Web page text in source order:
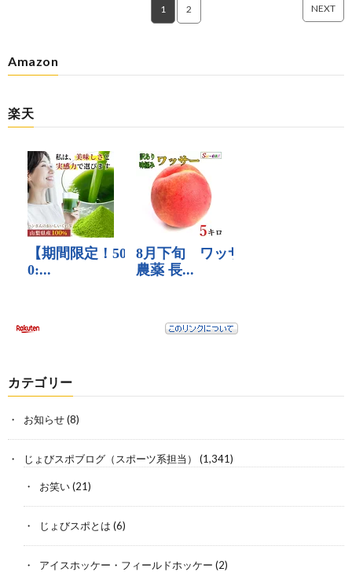
1 2 NEXT
Amazon
楽天
カテゴリー
お知らせ(8)
じょびスポブログ（スポーツ系担当） (1,341)
お笑い(21)
じょびスポとは (6)
アイスホッケー・フィールドホッケー (2)